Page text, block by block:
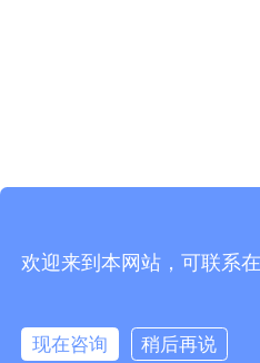
欢迎来到本网站，可联系
现在咨询
稍后再说